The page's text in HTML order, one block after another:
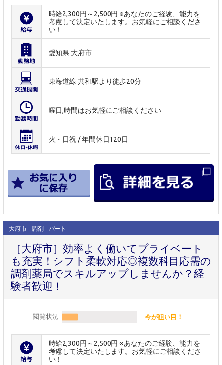
時給2,300円～2,500円 ※あなたのご経験、能力を
考慮して決定いたします。お気軽にご相談くださ
い！
愛知県 大府市
東海道線 共和駅より徒歩20分
曜日,時間はお気軽にご相談ください
火・日祝 / 年間休日120日
大府市 調剤 パート
［大府市］効率よく働いてプライベート
も充実！シフト柔軟対応◎複数科目応需の
調剤薬局でスキルアップしませんか？経
験者歓迎！
閲覧状況 今が狙い目！
時給2,300円～2,500円 ※あなたのご経験、能力を
考慮して決定いたします。お気軽にご相談くださ
い！